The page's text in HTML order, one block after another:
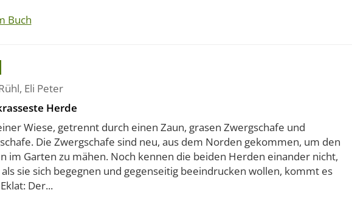
Buch
, Eli Peter
Herde
Wiese, getrennt durch einen Zaun, grasen Zwergschafe und
Die Zwergschafe sind neu, aus dem Norden gekommen, um den
im Garten zu mähen. Noch kennen die beiden Herden einander nicht,
sie sich begegnen und gegenseitig beeindrucken wollen, kommt es
Der...